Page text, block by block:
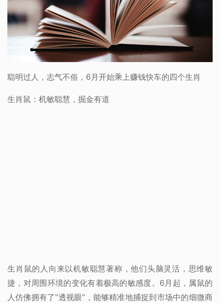
聪明过人，志气不俗，6月开始乘上赚钱快车的四个生肖
生肖鼠：机敏聪慧，掘金有道
生肖鼠的人向来以机敏聪慧著称，他们头脑灵活，思维敏
捷，对周围环境的变化有着极高的敏感度。6月起，属鼠的
人仿佛拥有了“透视眼”，能够精准地捕捉到市场中的细微商